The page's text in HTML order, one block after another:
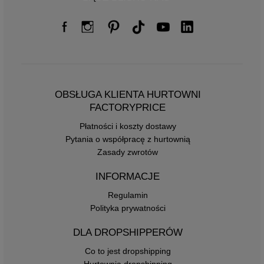
OBSŁUGA KLIENTA HURTOWNI
FACTORYPRICE
Płatności i koszty dostawy
Pytania o współpracę z hurtownią
Zasady zwrotów
INFORMACJE
Regulamin
Polityka prywatności
DLA DROPSHIPPERÓW
Co to jest dropshipping